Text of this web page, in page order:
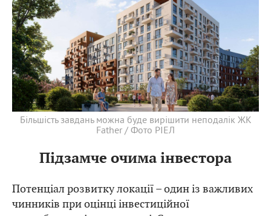
Більшість завдань можна буде вирішити неподалік ЖК
Father / Фото РІЕЛ
Підзамче очима інвестора
Потенціал розвитку локації – один із важливих
чинників при оцінці інвестиційної